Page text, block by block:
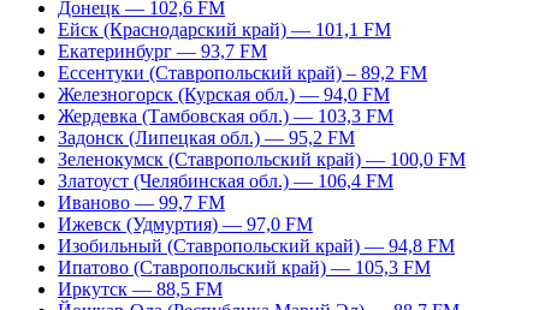
Донецк — 102,6 FM
Ейск (Краснодарский край) — 101,1 FM
Екатеринбург — 93,7 FM
Ессентуки (Ставропольский край) – 89,2 FM
Железногорск (Курская обл.) — 94,0 FM
Жердевка (Тамбовская обл.) — 103,3 FM
Задонск (Липецкая обл.) — 95,2 FM
Зеленокумск (Ставропольский край) — 100,0 FM
Златоуст (Челябинская обл.) — 106,4 FM
Иваново — 99,7 FM
Ижевск (Удмуртия) — 97,0 FM
Изобильный (Ставропольский край) — 94,8 FM
Ипатово (Ставропольский край) — 105,3 FM
Иркутск — 88,5 FM